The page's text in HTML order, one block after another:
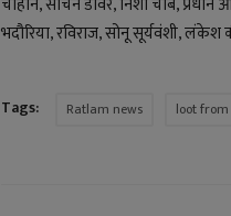
भदौरिया, रविराज, सोनू सूर्यवंशी, लंकेश
Tags: Ratlam news loot from